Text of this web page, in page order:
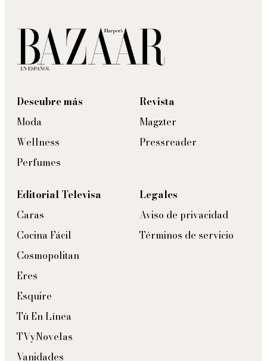
Descubre más
Moda
Wellness
Perfumes
Revista
Magzter
Pressreader
Editorial Televisa
Caras
Cocina Fácil
Cosmopolitan
Eres
Esquire
Tú En Línea
TVyNovelas
Vanidades
Legales
Aviso de privacidad
Términos de servicio